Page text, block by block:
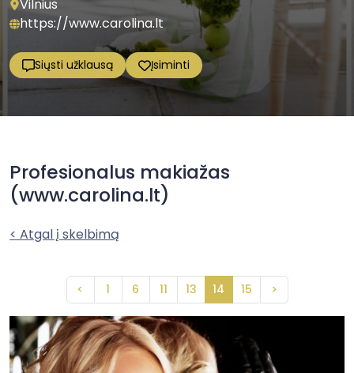
Vilnius
https://www.carolina.lt
Siųsti užklausą Įsiminti
Profesionalus makiažas
(www.carolina.lt)
< Atgal į skelbimą
< 1 6 11 13 14 15 >